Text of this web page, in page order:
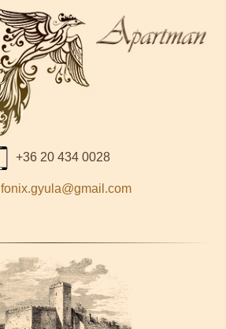
+36 20 434 0028
fonix.gyula@gmail.com